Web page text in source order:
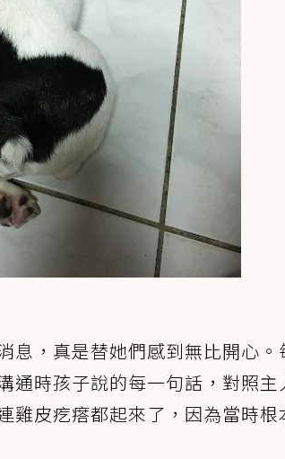
息，真是替她們感到無比開心
通時孩子說的每一句話，對照
雞皮疙瘩都起來了，因為當時